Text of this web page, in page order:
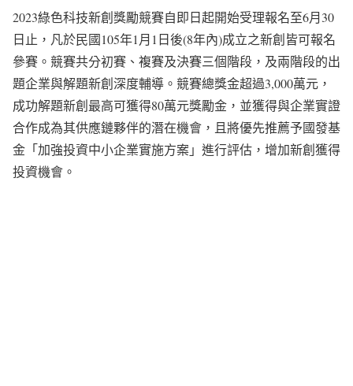
2023綠色科技新創獎勵競賽自即日起開始受理報名至6月30
日止，凡於民國105年1月1日後(8年內)成立之新創皆可報名
參賽。競賽共分初賽、複賽及決賽三個階段，及兩階段的出
題企業與解題新創深度輔導。競賽總獎金超過3,000萬元，
成功解題新創最高可獲得80萬元獎勵金，並獲得與企業實證
合作成為其供應鏈夥伴的潛在機會，且將優先推薦予國發基
金「加強投資中小企業實施方案」進行評估，增加新創獲得
投資機會。